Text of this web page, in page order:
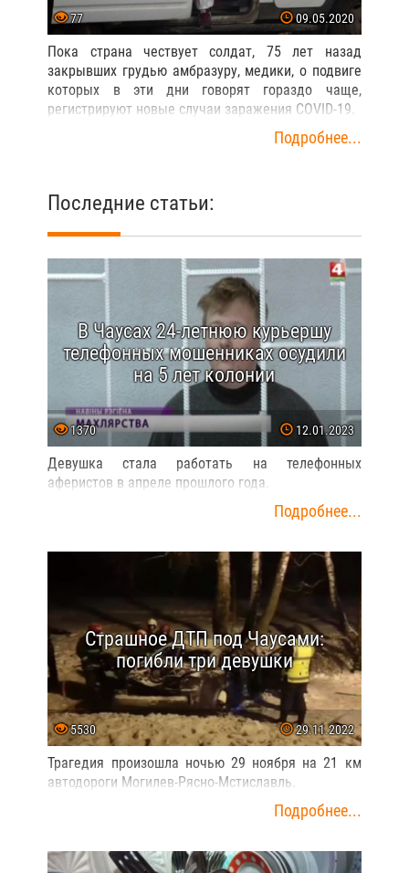
77 09.05.2020
Пока страна чествует солдат, 75 лет назад
закрывших грудью амбразуру, медики, о подвиге
которых в эти дни говорят гораздо чаще,
регистрируют новые случаи заражения COVID-19.
Подробнее...
Последние статьи:
В Чаусах 24-летнюю курьершу
телефонных мошенниках осудили
на 5 лет колонии
1370 12.01.2023
Девушка стала работать на телефонных
аферистов в апреле прошлого года.
Подробнее...
Страшное ДТП под Чаусами:
погибли три девушки
5530 29.11.2022
Трагедия произошла ночью 29 ноября на 21 км
автодороги Могилев-Рясно-Мстиславль.
Подробнее...